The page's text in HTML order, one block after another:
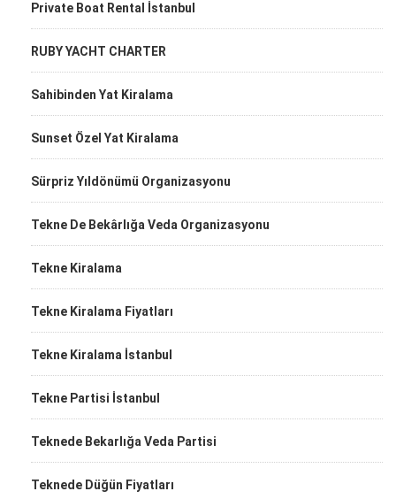
Private Boat Rental İstanbul
RUBY YACHT CHARTER
Sahibinden Yat Kiralama
Sunset Özel Yat Kiralama
Sürpriz Yıldönümü Organizasyonu
Tekne De Bekârlığa Veda Organizasyonu
Tekne Kiralama
Tekne Kiralama Fiyatları
Tekne Kiralama İstanbul
Tekne Partisi İstanbul
Teknede Bekarlığa Veda Partisi
Teknede Düğün Fiyatları